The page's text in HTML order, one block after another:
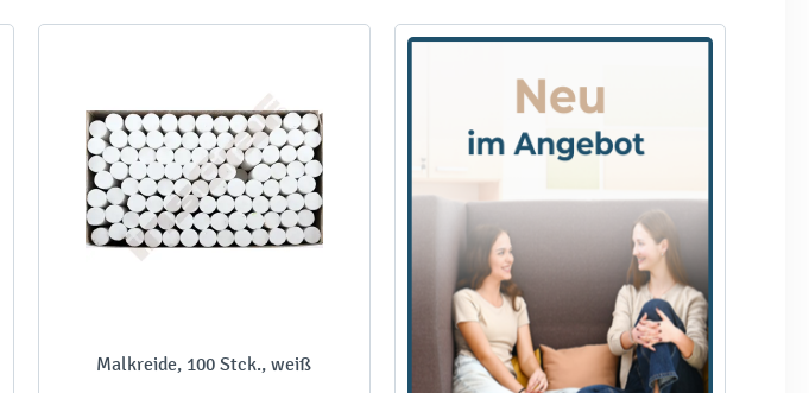
Malkreide, 100 Stck., weiß